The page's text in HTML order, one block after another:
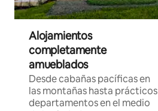
Alojamientos
completamente
amueblados
Desde cabañas pacíficas en
las montañas hasta prácticos
departamentos en el medio